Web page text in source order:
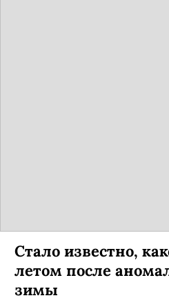
Стало известно,
летом после
зимы